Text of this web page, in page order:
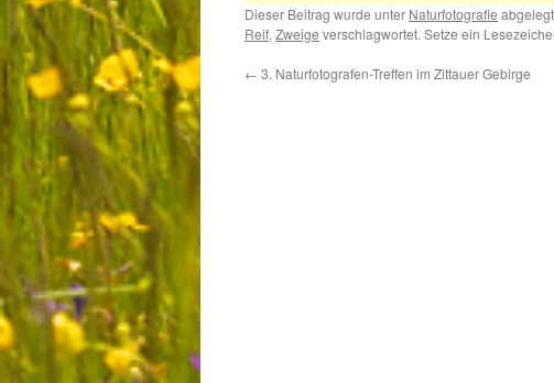
Dieser Beitrag wurde unter Naturfotografie
Reif, Zweige verschlagwortet. Setze ein
← 3. Naturfotografen-Treffen im Zittauer Gebirge